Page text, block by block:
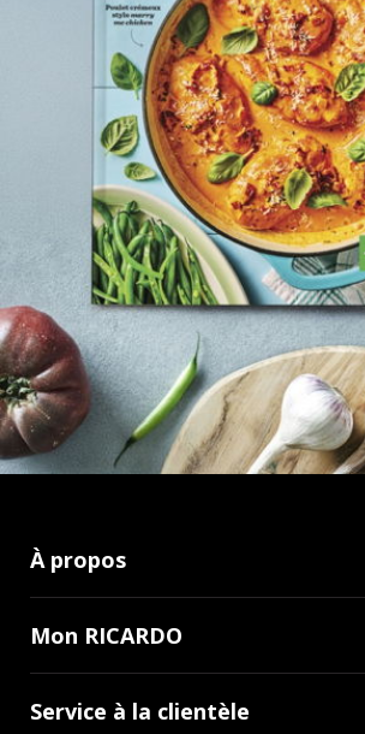
À propos
Mon RICARDO
Service à la clientèle